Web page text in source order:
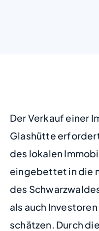
Der Verkauf einer
Glashütte
des lokalen
eingebettet in die
des
als auch
schätzen. Durch